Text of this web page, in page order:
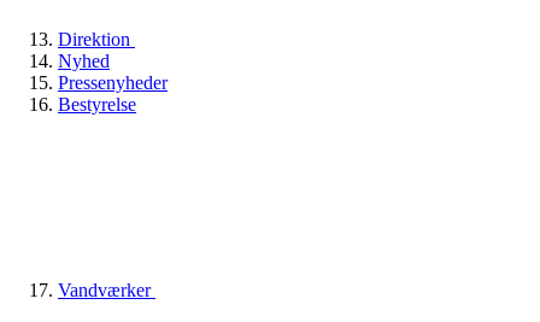
Direktion
Nyhed
Pressenyheder
Bestyrelse
Vandværker